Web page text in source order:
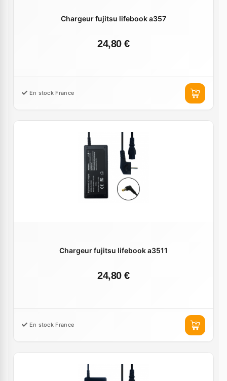
Chargeur fujitsu lifebook a357
24,80 €
En stock France
Chargeur fujitsu lifebook a3511
24,80 €
En stock France